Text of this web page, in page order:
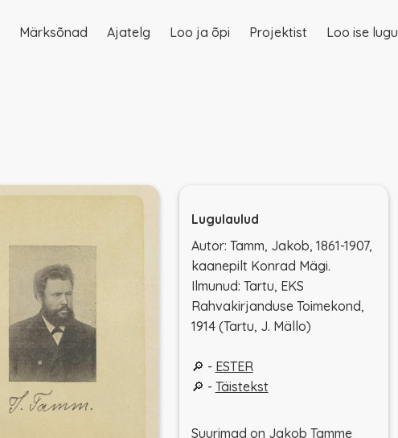
Märksõnad Ajatelg Loo ja õpi Projektist Loo ise lugu
Lugulaulud
Autor: Tamm, Jakob, 1861-1907,
kaanepilt Konrad Mägi.
Ilmunud: Tartu, EKS
Rahvakirjanduse Toimekond,
1914 (Tartu, J. Mällo)
🔎 - ESTER
🔎 - Täistekst
Suurimad on Jakob Tamme